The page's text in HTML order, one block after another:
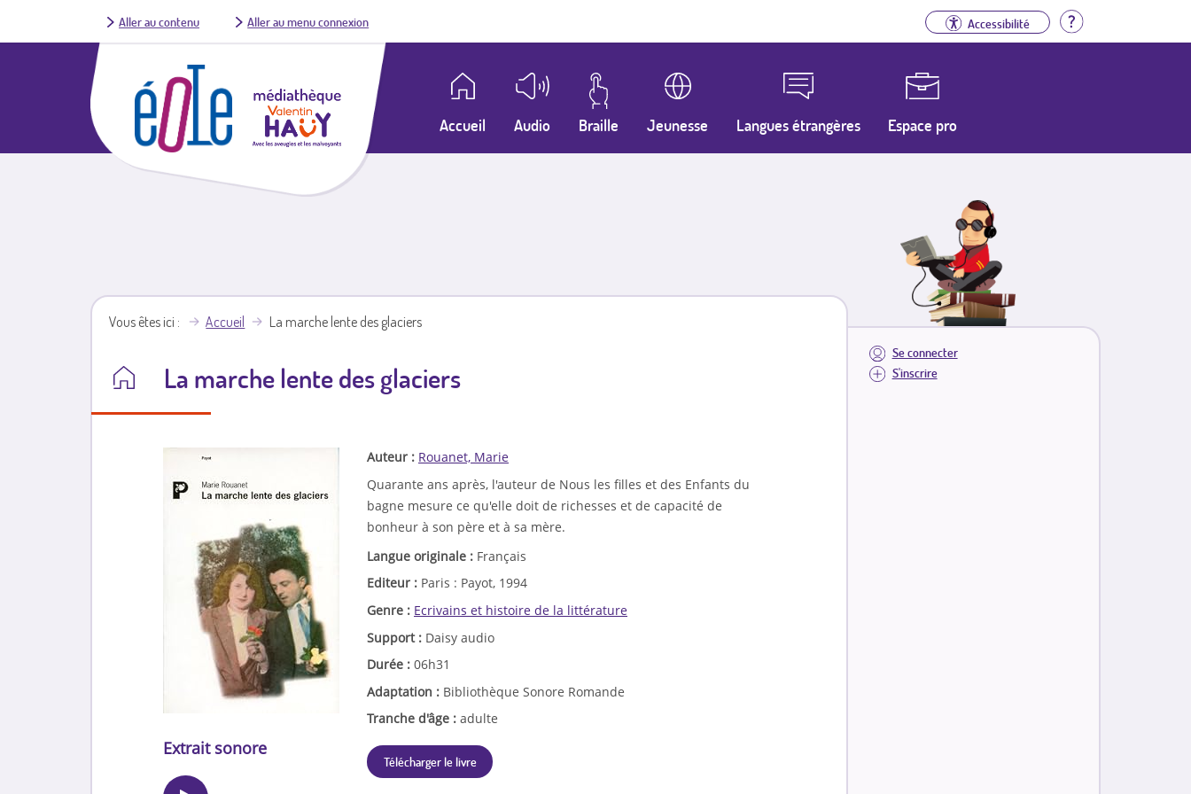
Aller au contenu Aller au menu connexion Accessibilité Aide
Accueil Audio Braille Jeunesse Langues étrangères Espace pro
Se connecter
S'inscrire
Vous êtes ici Accueil La marche lente des glaciers
La marche lente des glaciers
Auteur : Rouanet, Marie
Quarante ans après, l'auteur de Nous les filles et des Enfants du
bagne mesure ce qu'elle doit de richesses et de capacité de
bonheur à son père et à sa mère.
Langue originale : Français
Editeur : Paris : Payot, 1994
Genre : Ecrivains et histoire de la littérature
Support : Daisy audio
Durée : 06h31
Adaptation : Bibliothèque Sonore Romande
Tranche d'âge : adulte
Télécharger le livre
Extrait sonore